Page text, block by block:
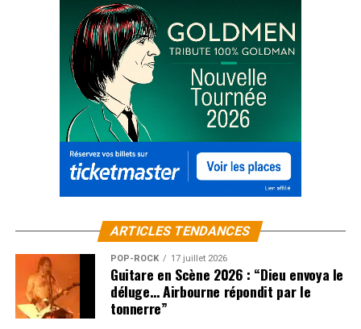
ARTICLES TENDANCES
POP-ROCK 17 juillet 2026
Guitare en Scène 2026 : “Dieu envoya le
déluge… Airbourne répondit par le
tonnerre”